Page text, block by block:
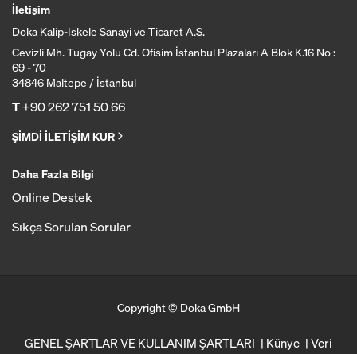
İletişim
Doka Kalip-Iskele Sanayi ve Ticaret A.S.
Cevizli Mh. Tugay Yolu Cd. Ofisim İstanbul Plazaları A Blok K.16 No :
69 - 70
34846 Maltepe / İstanbul
T+90 262 751 50 66
ŞİMDİ İLETİŞİM KUR
Daha Fazla Bilgi
Online Destek
Sıkça Sorulan Sorular
Copyright © Doka GmbH
GENEL ŞARTLAR VE KULLANIM ŞARTLARI Künye
Veri